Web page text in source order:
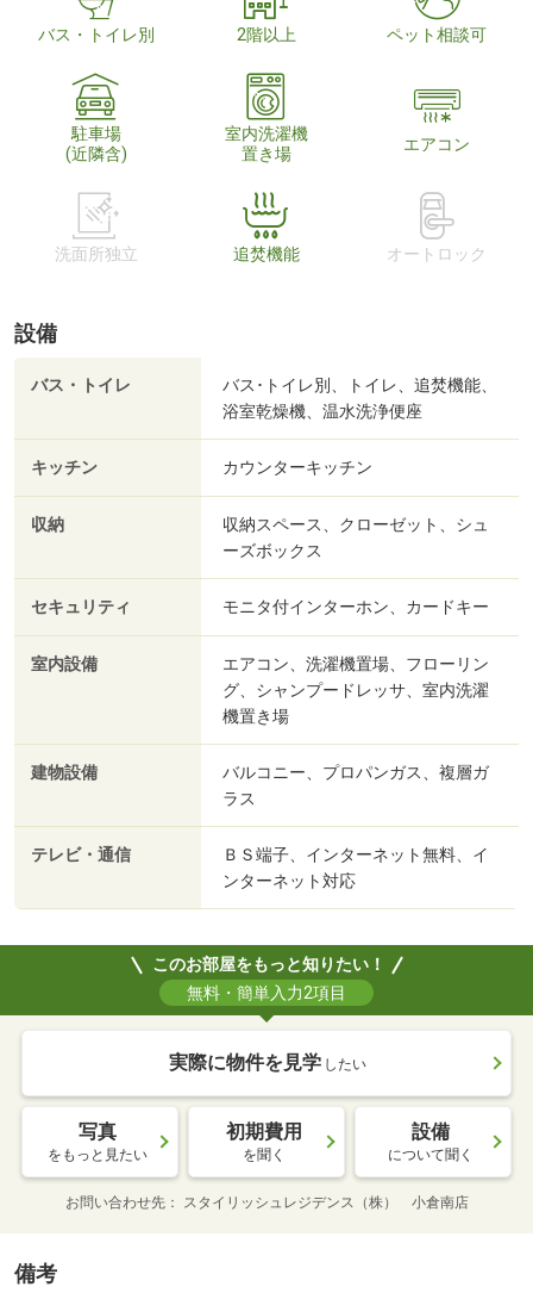
バス・トイレ別 2階以上 ペット相談可
駐車場
(近隣含)
室内洗濯機
置き場
エアコン
洗面所独立 追焚機能 オートロック
設備
バス・トイレ
バス･トイレ別、トイレ、追焚機能、
浴室乾燥機、温水洗浄便座
キッチン カウンターキッチン
収納
収納スペース、クローゼット、シュ
ーズボックス
セキュリティ モニタ付インターホン、カードキー
室内設備
エアコン、洗濯機置場、フローリン
グ、シャンプードレッサ、室内洗濯
機置き場
建物設備
バルコニー、プロパンガス、複層ガ
ラス
テレビ・通信
ＢＳ端子、インターネット無料、イ
ンターネット対応
このお部屋をもっと知りたい！
無料・簡単入力2項目
実際に物件を見学 したい
写真
をもっと見たい
初期費用
を聞く
設備
について聞く
お問い合わせ先 スタイリッシュレジデンス（株） 小倉南店
備考